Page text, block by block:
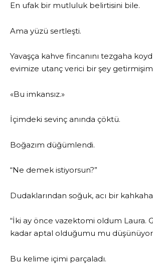
En ufak bir mutluluk belirtisini bile.
Ama yüzü sertleşti.
Yavaşça kahve fincanını tezgaha
evimize utanç verici bir şey
«Bu imkansız.»
İçimdeki sevinç anında çöktü.
Boğazım düğümlendi.
“Ne demek istiyorsun?”
Dudaklarından soğuk, acı bir
“İki ay önce vazektomi oldum Laura.
kadar aptal olduğumu mu
Bu kelime içimi parçaladı.